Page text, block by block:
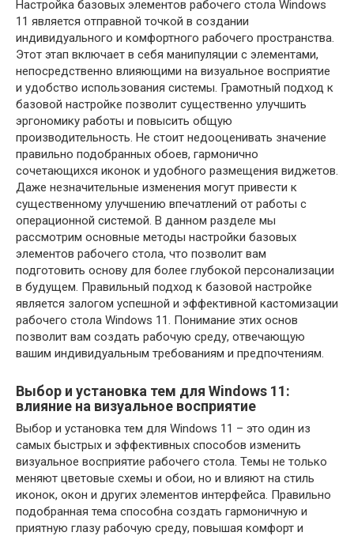
Настройка базовых элементов рабочего стола Windows
11 является отправной точкой в создании
индивидуального и комфортного рабочего пространства.
Этот этап включает в себя манипуляции с элементами,
непосредственно влияющими на визуальное восприятие
и удобство использования системы. Грамотный подход к
базовой настройке позволит существенно улучшить
эргономику работы и повысить общую
производительность. Не стоит недооценивать значение
правильно подобранных обоев, гармонично
сочетающихся иконок и удобного размещения виджетов.
Даже незначительные изменения могут привести к
существенному улучшению впечатлений от работы с
операционной системой. В данном разделе мы
рассмотрим основные методы настройки базовых
элементов рабочего стола, что позволит вам
подготовить основу для более глубокой персонализации
в будущем. Правильный подход к базовой настройке
является залогом успешной и эффективной кастомизации
рабочего стола Windows 11. Понимание этих основ
позволит вам создать рабочую среду, отвечающую
вашим индивидуальным требованиям и предпочтениям.
Выбор и установка тем для Windows 11:
влияние на визуальное восприятие
Выбор и установка тем для Windows 11 – это один из
самых быстрых и эффективных способов изменить
визуальное восприятие рабочего стола. Темы не только
меняют цветовые схемы и обои, но и влияют на стиль
иконок, окон и других элементов интерфейса. Правильно
подобранная тема способна создать гармоничную и
приятную глазу рабочую среду, повышая комфорт и